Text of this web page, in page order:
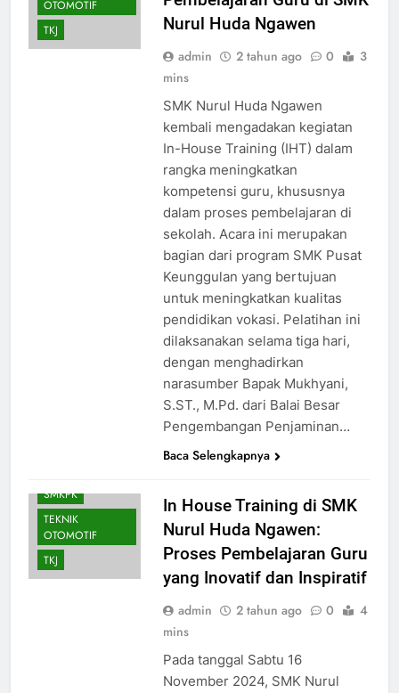
OTOMOTIF
TKJ
Nurul Huda Ngawen
admin 2 tahun ago 0
3
mins
SMK Nurul Huda Ngawen
kembali mengadakan kegiatan
In-House Training (IHT) dalam
rangka meningkatkan
kompetensi guru, khususnya
dalam proses pembelajaran di
sekolah. Acara ini merupakan
bagian dari program SMK Pusat
Keunggulan yang bertujuan
untuk meningkatkan kualitas
pendidikan vokasi. Pelatihan ini
dilaksanakan selama tiga hari,
dengan menghadirkan
narasumber Bapak Mukhyani,
S.ST., M.Pd. dari Balai Besar
Pengembangan Penjaminan…
Baca Selengkapnya
SMKPK
TEKNIK
OTOMOTIF
TKJ
In House Training di SMK
Nurul Huda Ngawen:
Proses Pembelajaran Guru
yang Inovatif dan Inspiratif
admin 2 tahun ago 0
4
mins
Pada tanggal Sabtu 16
November 2024, SMK Nurul